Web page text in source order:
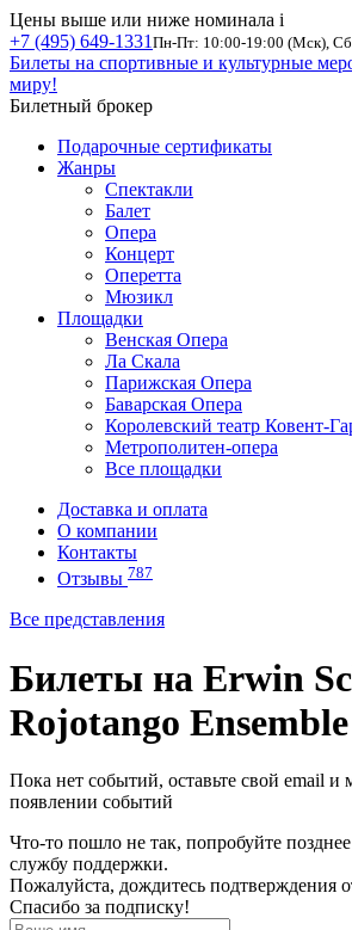
Цены выше или ниже номинала i
+7 (495) 649-1331 Пн-Пт: 10:00-19:00 (Мск),
Билеты на спортивные и культурные
миру!
Билетный брокер
Подарочные сертификаты
Жанры
Спектакли
Балет
Опера
Концерт
Оперетта
Мюзикл
Площадки
Венская Опера
Ла Скала
Парижская Опера
Баварская Опера
Королевский театр Ковент-
Метрополитен-опера
Все площадки
Доставка и оплата
О компании
Контакты
Отзывы 787
Все представления
Билеты на Erwin
Rojotango Ensemble
Пока нет событий, оставьте свой email
появлении событий
Что-то пошло не так, попробуйте
службу поддержки.
Пожалуйста, дождитесь подтверждения
Спасибо за подписку!